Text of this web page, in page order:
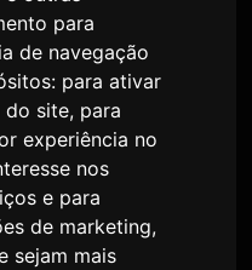
para
de navegação
para ativar
do site, para
experiência no
nos
e para
de marketing,
sejam mais
Datas
Mirai 2026'
do inglês